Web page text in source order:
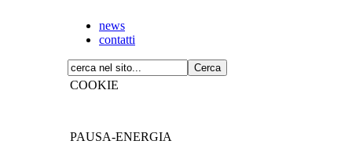
news
contatti
COOKIE
PAUSA-ENERGIA